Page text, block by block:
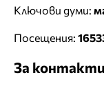
Ключови думи:
Посещения:
За